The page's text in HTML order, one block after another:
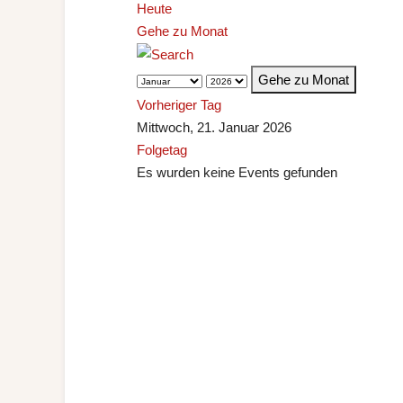
Heute
Gehe zu Monat
Gehe zu Monat
Vorheriger Tag
Mittwoch, 21. Januar 2026
Folgetag
Es wurden keine Events gefunden